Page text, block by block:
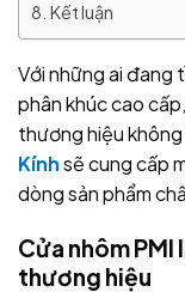
Kết luận
Với những ai đang
phân khúc cao
thương hiệu
Kínhsẽ cung cấp
dòng sản phẩm
Cửa nhôm PMI
thương hiệu